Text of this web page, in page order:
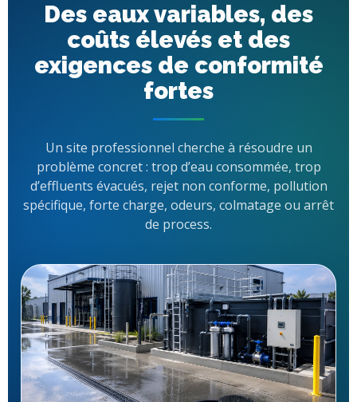
Des eaux variables, des
coûts élevés et des
exigences de conformité
fortes
Un site professionnel cherche à résoudre un
problème concret : trop d’eau consommée, trop
d’effluents évacués, rejet non conforme, pollution
spécifique, forte charge, odeurs, colmatage ou arrêt
de process.